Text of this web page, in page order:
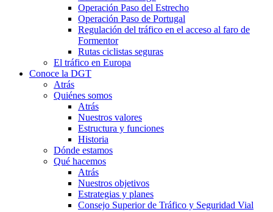
Operación Paso del Estrecho
Operación Paso de Portugal
Regulación del tráfico en el acceso al faro de
Formentor
Rutas ciclistas seguras
El tráfico en Europa
Conoce la DGT
Atrás
Quiénes somos
Atrás
Nuestros valores
Estructura y funciones
Historia
Dónde estamos
Qué hacemos
Atrás
Nuestros objetivos
Estrategias y planes
Consejo Superior de Tráfico y Seguridad Vial